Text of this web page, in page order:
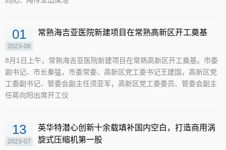
01
2023-08
常熟海吉亚医院新建项目在常熟高新区开工奠基
8月1日上午，常熟海吉亚医院新建项目在常熟高新区开工奠基。市委
副书记、市长秦猛，市委常委、高新区党工委书记王建国，高新区党
工委副书记、管委会副主任须亚军，高新区党工委委员、管委会副主
任蒋向阳出席开工仪
13
2023-07
英华特潜心创新十余载填补国内空白，打造商用涡
旋式压缩机第一股